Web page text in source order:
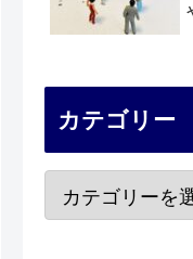
カテゴリー